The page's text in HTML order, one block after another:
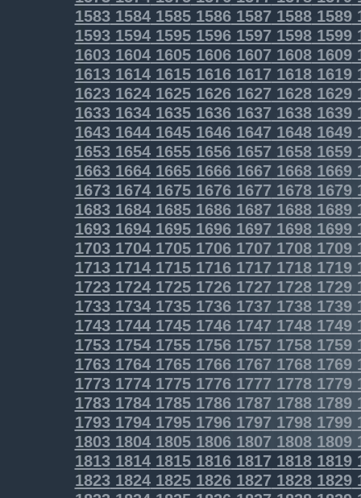
1583158415851586158715881589
1593159415951596159715981599
1603160416051606160716081609
1613161416151616161716181619
1623162416251626162716281629
1633163416351636163716381639
1643164416451646164716481649
1653165416551656165716581659
1663166416651666166716681669
1673167416751676167716781679
1683168416851686168716881689
16931694169516961697 16981699
17031704170517061707 17081709
1713171417151716171717181719
17231724172517261727 17281729
17331734173517361737 17381739
17431744174517461747 17481749
17531754175517561757 17581759
17631764176517661767 17681769
17731774177517761777 17781779
17831784178517861787 17881789
17931794179517961797 17981799
18031804180518061807 18081809
1813181418151816181718181819
1823182418251826182718281829